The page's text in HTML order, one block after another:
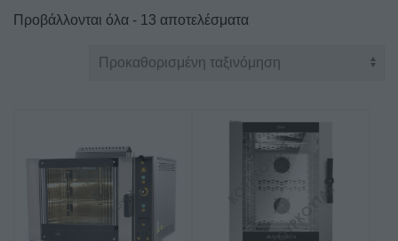
Προβάλλονται όλα - 13 αποτελέσματα